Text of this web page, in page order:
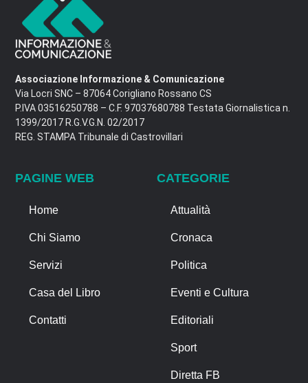
Associazione Informazione & Comunicazione
Via Locri SNC – 87064 Corigliano Rossano CS
P.IVA 03516250788 – C.F. 97037680788 Testata Giornalistica n.
1399/2017 R.G.V.G.N. 02/2017
REG. STAMPA Tribunale di Castrovillari
PAGINE WEB
Home
Chi Siamo
Servizi
Casa del Libro
Contatti
CATEGORIE
Attualità
Cronaca
Politica
Eventi e Cultura
Editoriali
Sport
Diretta FB